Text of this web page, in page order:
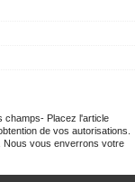
champs- Placez l'article
de vos autorisations.
Nous vous enverrons votre